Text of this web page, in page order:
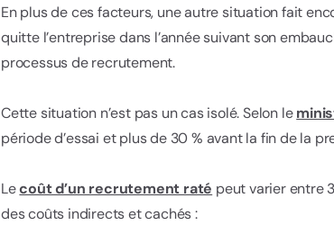
En plus de ces facteurs, une autre situation fait
quitte l’entreprise dans l’année suivant son
processus de recrutement.
Cette situation n’est pas un cas isolé. Selon le
période d’essai et plus de 30 % avant la fin de la
Lecoût d’un recrutement raté peut varier entre
des coûts indirects et cachés :